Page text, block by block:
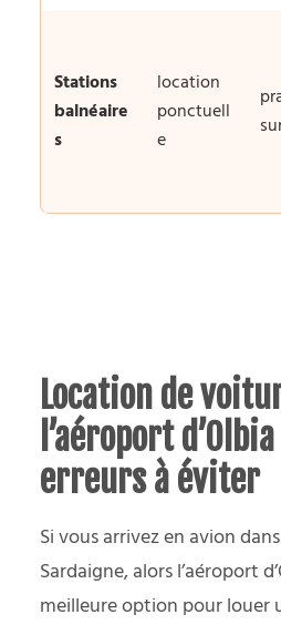
Stations
balnéaire
s
location
ponctuell
e
Location de
l’aéroport
erreurs à éviter
Si vous arrivez en avion
Sardaigne, alors l’aéroport
meilleure option pour louer